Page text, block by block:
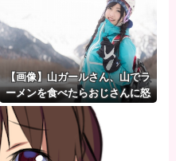
【画像】山ガールさん、山でラ
ーメンを食べたらおじさんに怒
られるｗｗｗ